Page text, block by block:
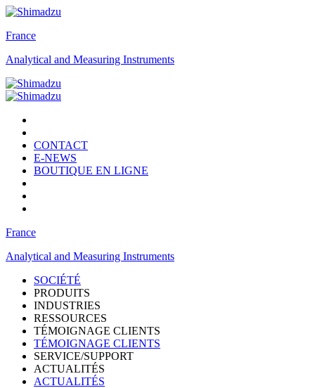
France
Analytical and Measuring Instruments
CONTACT
E-NEWS
BOUTIQUE EN LIGNE
France
Analytical and Measuring Instruments
SOCIÉTÉ
PRODUITS
INDUSTRIES
RESSOURCES
TÉMOIGNAGE CLIENTS
TÉMOIGNAGE CLIENTS
SERVICE/SUPPORT
ACTUALITÉS
ACTUALITÉS